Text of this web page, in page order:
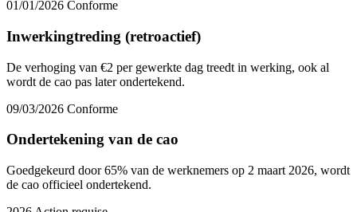
01/01/2026 Conforme
Inwerkingtreding (retroactief)
De verhoging van €2 per gewerkte dag treedt in werking, ook al
wordt de cao pas later ondertekend.
09/03/2026 Conforme
Ondertekening van de cao
Goedgekeurd door 65% van de werknemers op 2 maart 2026, wordt
de cao officieel ondertekend.